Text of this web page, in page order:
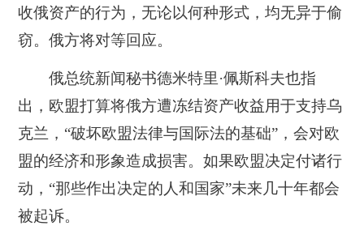
收俄资产的行为，无论以何种形式，均无异于偷
窃。俄方将对等回应。
俄总统新闻秘书德米特里·佩斯科夫也指
出，欧盟打算将俄方遭冻结资产收益用于支持乌
克兰，“破坏欧盟法律与国际法的基础”，会对欧
盟的经济和形象造成损害。如果欧盟决定付诸行
动，“那些作出决定的人和国家”未来几十年都会
被起诉。